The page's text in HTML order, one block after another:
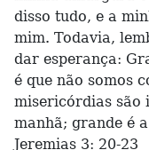
disso tudo, e a
mim. Todavia,
dar esperança:
é que não somos
misericórdias são
manhã; grande é
Jeremias 3: 20-23